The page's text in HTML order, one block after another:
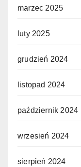
marzec 2025
luty 2025
grudzień 2024
listopad 2024
październik 2024
wrzesień 2024
sierpień 2024